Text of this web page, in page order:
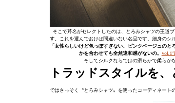
そこで芹名がセレクトしたのは、とろみシャツの王道
す。これを選んでおけば間違いない名品です。細身のシ
「女性らしいけど色っぽすぎない、ピンクベージュの
かを合わせても全然違和感がないの。 vol.1
そしてシルクならではの滑らかで柔らか
トラッドスタイルを
ではさっそく〝とろみシャツ〟を使ったコーディネート